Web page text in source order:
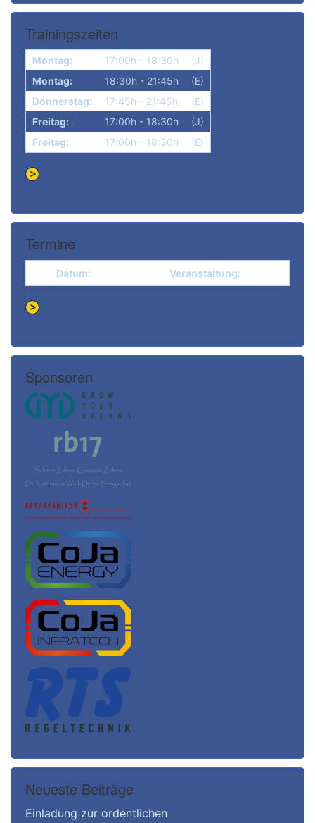
Trainingszeiten
Montag: 17:00h - 18:30h
(J)
Montag:
18:30h - 21:45h
(E)
Donnerstag:
17:45h - 21:45h
(E)
Freitag:
17:00h - 18:30h
(J)
Freitag:
17:00h - 18:30h (E)
Termine
Datum: Veranstaltung:
Sponsoren
Neueste Beiträge
Einladung zur ordentlichen